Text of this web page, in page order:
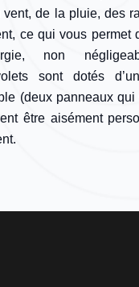
de la pluie, des
ce qui vous permet
non
sont dotés
(deux panneaux
être aisément